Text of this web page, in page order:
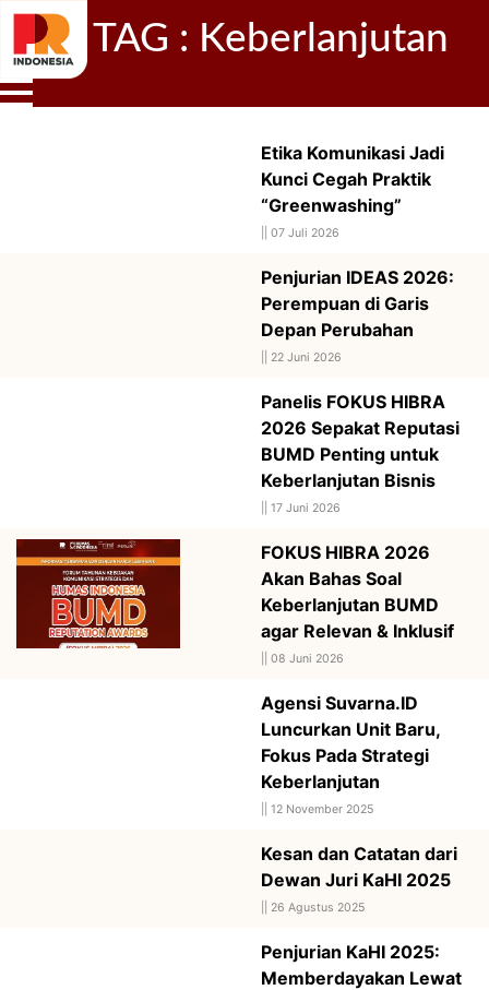
TAG : Keberlanjutan
Etika Komunikasi Jadi
Kunci Cegah Praktik
“Greenwashing”
07 Juli 2026
Penjurian IDEAS 2026:
Perempuan di Garis
Depan Perubahan
22 Juni 2026
Panelis FOKUS HIBRA
2026 Sepakat Reputasi
BUMD Penting untuk
Keberlanjutan Bisnis
17 Juni 2026
FOKUS HIBRA 2026
Akan Bahas Soal
Keberlanjutan BUMD
agar Relevan & Inklusif
08 Juni 2026
Agensi Suvarna.ID
Luncurkan Unit Baru,
Fokus Pada Strategi
Keberlanjutan
12 November 2025
Kesan dan Catatan dari
Dewan Juri KaHI 2025
26 Agustus 2025
Penjurian KaHI 2025:
Memberdayakan Lewat